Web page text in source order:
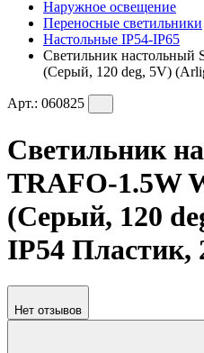
Наружное освещение
Переносные светильники
Настольные IP54-IP65
Светильник настольный
(Серый, 120 deg, 5V)
Арт.: 060825
Светильник
TRAFO-1.5W
(Серый, 120
IP54 Пластик,
Нет отзывов